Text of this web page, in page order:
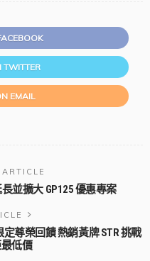
TWITTER
EMAIL
長並擴大 GP125 優惠專案
定尊榮回饋 熱銷黃牌 STR 挑戰
低價